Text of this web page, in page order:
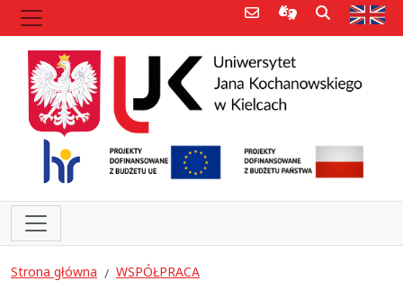
Poczta e-mailInformacje dla
Szukaj
Strona główna
WSPÓŁPRACA